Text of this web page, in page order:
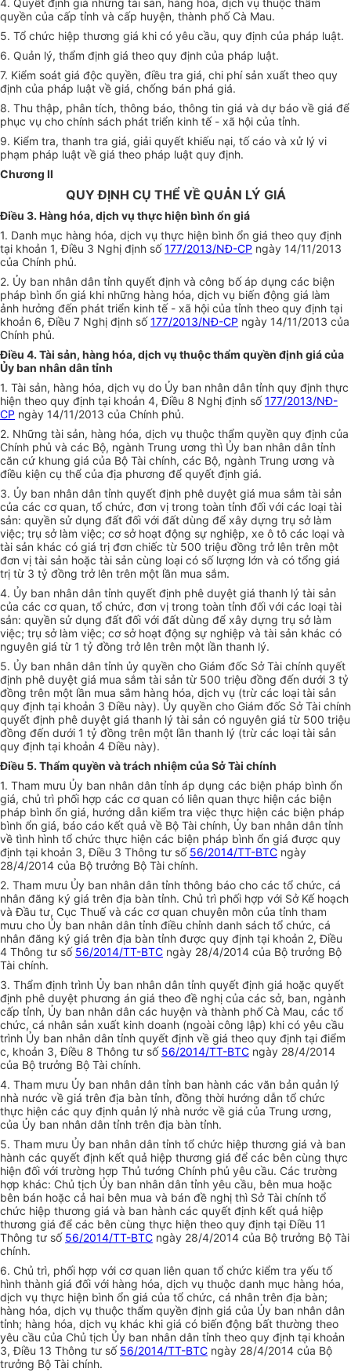
4. Quyết định giá những tài sản, hàng hóa, dịch vụ thuộc thẩm
quyền của cấp tỉnh và cấp huyện, thành phố Cà Mau.
5. Tổ chức hiệp thương giá khi có yêu cầu, quy định của pháp luật.
6. Quản lý, thẩm định giá theo quy định của pháp luật.
7. Kiểm soát giá độc quyền, điều tra giá, chi phí sản xuất theo quy
định của pháp luật về giá, chống bán phá giá.
8. Thu thập, phân tích, thông báo, thông tin giá và dự báo về giá để
phục vụ cho chính sách phát triển kinh tế - xã hội của tỉnh.
9. Kiểm tra, thanh tra giá, giải quyết khiếu nại, tố cáo và xử lý vi
phạm pháp luật về giá theo pháp luật quy định.
Chương II
QUY ĐỊNH CỤ THỂ VỀ QUẢN LÝ GIÁ
Điều 3. Hàng hóa, dịch vụ thực hiện bình ổn giá
1. Danh mục hàng hóa, dịch vụ thực hiện bình ổn giá theo quy định
tại khoản 1, Điều 3 Nghị định số177/2013/NĐ-CP ngày 14/11/2013
của Chính phủ.
2. Ủy ban nhân dân tỉnh quyết định và công bố áp dụng các biện
pháp bình ổn giá khi những hàng hóa, dịch vụ biến động giá làm
ảnh hưởng đến phát triển kinh tế - xã hội của tỉnh theo quy định tại
khoản 6, Điều 7 Nghị định số177/2013/NĐ-CP ngày 14/11/2013 của
Chính phủ.
Điều 4. Tài sản, hàng hóa, dịch vụ thuộc thẩm quyền định giá của
Ủy ban nhân dân tỉnh
1. Tài sản, hàng hóa, dịch vụ do Ủy ban nhân dân tỉnh quy định thực
hiện theo quy định tại khoản 4, Điều 8 Nghị định số177/2013/NĐ-
CP ngày 14/11/2013 của Chính phủ.
2. Những tài sản, hàng hóa, dịch vụ thuộc thẩm quyền quy định của
Chính phủ và các Bộ, ngành Trung ương thì Ủy ban nhân dân tỉnh
căn cứ khung giá của Bộ Tài chính, các Bộ, ngành Trung ương và
điều kiện cụ thể của địa phương để quyết định giá.
3. Ủy ban nhân dân tỉnh quyết định phê duyệt giá mua sắm tài sản
của các cơ quan, tổ chức, đơn vị trong toàn tỉnh đối với các loại tài
sản: quyền sử dụng đất đối với đất dùng để xây dựng trụ sở làm
việc; trụ sở làm việc; cơ sở hoạt động sự nghiệp, xe ô tô các loại và
tài sản khác có giá trị đơn chiếc từ 500 triệu đồng trở lên trên một
đơn vị tài sản hoặc tài sản cùng loại có số lượng lớn và có tổng giá
trị từ 3 tỷ đồng trở lên trên một lần mua sắm.
4. Ủy ban nhân dân tỉnh quyết định phê duyệt giá thanh lý tài sản
của các cơ quan, tổ chức, đơn vị trong toàn tỉnh đối với các loại tài
sản: quyền sử dụng đất đối với đất dùng để xây dựng trụ sở làm
việc; trụ sở làm việc; cơ sở hoạt động sự nghiệp và tài sản khác có
nguyên giá từ 1 tỷ đồng trở lên trên một lần thanh lý.
5. Ủy ban nhân dân tỉnh ủy quyền cho Giám đốc Sở Tài chính quyết
định phê duyệt giá mua sắm tài sản từ 500 triệu đồng đến dưới 3 tỷ
đồng trên một lần mua sắm hàng hóa, dịch vụ (trừ các loại tài sản
quy định tại khoản 3 Điều này). Ủy quyền cho Giám đốc Sở Tài chính
quyết định phê duyệt giá thanh lý tài sản có nguyên giá từ 500 triệu
đồng đến dưới 1 tỷ đồng trên một lần thanh lý (trừ các loại tài sản
quy định tại khoản 4 Điều này).
Điều 5. Thẩm quyền và trách nhiệm của Sở Tài chính
1. Tham mưu Ủy ban nhân dân tỉnh áp dụng các biện pháp bình ổn
giá, chủ trì phối hợp các cơ quan có liên quan thực hiện các biện
pháp bình ổn giá, hướng dẫn kiểm tra việc thực hiện các biện pháp
bình ổn giá, báo cáo kết quả về Bộ Tài chính, Ủy ban nhân dân tỉnh
về tình hình tổ chức thực hiện các biện pháp bình ổn giá được quy
định tại khoản 3, Điều 3 Thông tư số 56/2014/TT-BTC ngày
28/4/2014 của Bộ trưởng Bộ Tài chính.
2. Tham mưu Ủy ban nhân dân tỉnh thông báo cho các tổ chức, cá
nhân đăng ký giá trên địa bàn tỉnh. Chủ trì phối hợp với Sở Kế hoạch
và Đầu tư, Cục Thuế và các cơ quan chuyên môn của tỉnh tham
mưu cho Ủy ban nhân dân tỉnh điều chỉnh danh sách tổ chức, cá
nhân đăng ký giá trên địa bàn tỉnh được quy định tại khoản 2, Điều
4 Thông tư số 56/2014/TT-BTC ngày 28/4/2014 của Bộ trưởng Bộ
Tài chính.
3. Thẩm định trình Ủy ban nhân dân tỉnh quyết định giá hoặc quyết
định phê duyệt phương án giá theo đề nghị của các sở, ban, ngành
cấp tỉnh, Ủy ban nhân dân các huyện và thành phố Cà Mau, các tổ
chức, cá nhân sản xuất kinh doanh (ngoài công lập) khi có yêu cầu
trình Ủy ban nhân dân tỉnh quyết định về giá theo quy định tại điểm
c, khoản 3, Điều 8 Thông tư số 56/2014/TT-BTC ngày 28/4/2014
của Bộ trưởng Bộ Tài chính.
4. Tham mưu Ủy ban nhân dân tỉnh ban hành các văn bản quản lý
nhà nước về giá trên địa bàn tỉnh, đồng thời hướng dẫn tổ chức
thực hiện các quy định quản lý nhà nước về giá của Trung ương,
của Ủy ban nhân dân tỉnh trên địa bàn tỉnh.
5. Tham mưu Ủy ban nhân dân tỉnh tổ chức hiệp thương giá và ban
hành các quyết định kết quả hiệp thương giá để các bên cùng thực
hiện đối với trường hợp Thủ tướng Chính phủ yêu cầu. Các trường
hợp khác: Chủ tịch Ủy ban nhân dân tỉnh yêu cầu, bên mua hoặc
bên bán hoặc cả hai bên mua và bán đề nghị thì Sở Tài chính tổ
chức hiệp thương giá và ban hành các quyết định kết quả hiệp
thương giá để các bên cùng thực hiện theo quy định tại Điều 11
Thông tư số 56/2014/TT-BTC ngày 28/4/2014 của Bộ trưởng Bộ Tài
chính.
6. Chủ trì, phối hợp với cơ quan liên quan tổ chức kiểm tra yếu tố
hình thành giá đối với hàng hóa, dịch vụ thuộc danh mục hàng hóa,
dịch vụ thực hiện bình ổn giá của tổ chức, cá nhân trên địa bàn;
hàng hóa, dịch vụ thuộc thẩm quyền định giá của Ủy ban nhân dân
tỉnh; hàng hóa, dịch vụ khác khi giá có biến động bất thường theo
yêu cầu của Chủ tịch Ủy ban nhân dân tỉnh theo quy định tại khoản
3, Điều 13 Thông tư số 56/2014/TT-BTC ngày 28/4/2014 của Bộ
trưởng Bộ Tài chính.